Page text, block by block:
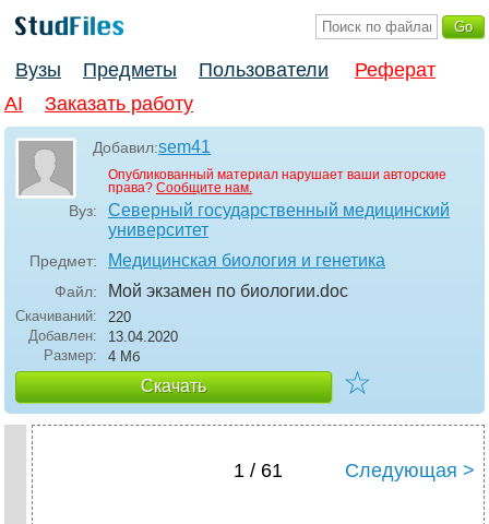
Вузы Предметы Пользователи
Реферат
AI
Заказать работу
Добавил:sem41
Опубликованный материал нарушает ваши авторские
права? Сообщите нам.
Вуз:
Северный государственный медицинский
университет
Предмет: Медицинская биология и генетика
Файл: Мой экзамен по биологии.doc
Скачиваний:
220
Добавлен:
13.04.2020
Размер:
4 Мб
Скачать ☆
1 / 61 Следующая >